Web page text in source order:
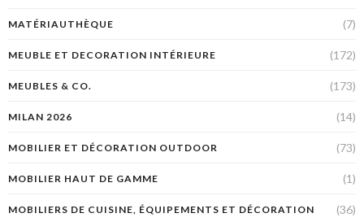
MATÉRIAUTHÈQUE (7)
MEUBLE ET DECORATION INTÉRIEURE (172)
MEUBLES & CO. (173)
MILAN 2026 (14)
MOBILIER ET DÉCORATION OUTDOOR (73)
MOBILIER HAUT DE GAMME (1)
MOBILIERS DE CUISINE, ÉQUIPEMENTS ET DÉCORATION (36)